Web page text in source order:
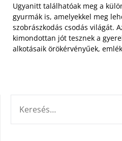
Ugyanitt találhatóak meg a
gyurmák is, amelyekkel meg
szobrászkodás csodás világát.
kimondottan jót tesznek a
alkotásaik örökérvényűek,